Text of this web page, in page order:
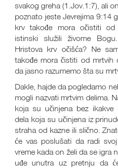
svakog greha (1.Jov.1:7), ali
poznato jeste Jevrejima 9:14
krv takođe mora očistiti
istinski služili živome
Hristova krv očišća? Ne
takođe mora čistiti od mrtvih
da jasno razumemo šta su
Dakle, hajde da pogledamo
mogli nazvati mrtvim delima.
koja su učinjena bez ikakve
dela koja su učinjena iz
straha od kazne ili slično.
će vas poslušati da radi
vreme kada on želi da se igra
uđe unutra uz pretnju da